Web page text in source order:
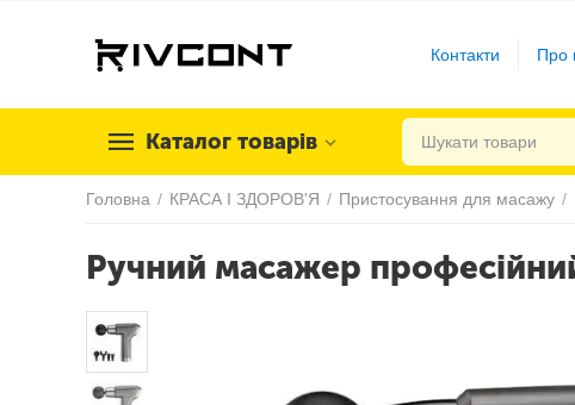
Контакти Про
Каталог товарів
Головна / КРАСА І ЗДОРОВ'Я / Пристосування для масажу /
Ручний масажер